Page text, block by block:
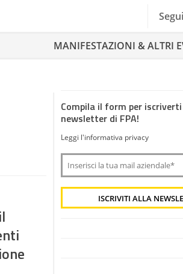
MANIFESTAZIONI & ALTRI
Compila il form per
newsletter di FPA!
Leggi l'informativa privacy